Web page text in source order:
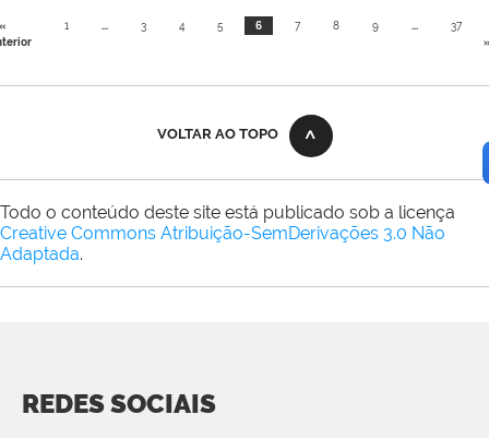
1 ... 3 4 5 6 7 8 9 ...
37
»
VOLTAR AO TOPO
Todo o conteúdo deste site está publicado sob a licença
Creative Commons Atribuição-SemDerivações 3.0 Não
Adaptada.
REDES SOCIAIS